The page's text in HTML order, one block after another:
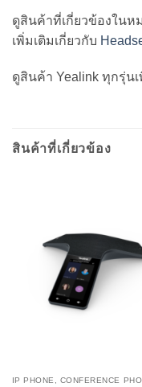
ดูสินค้าที่เกี่ยวข้องในห
เพิ่มเติมเกี่ยวกับ
ดูสินค้า Yealink ทุกรุ่น
สินค้าที่เกี่ยวข้อง